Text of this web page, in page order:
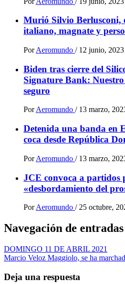
Murió Silvio Berlusconi,
italiano, magnate y
Por Aeromundo / 12 junio, 2023
Biden tras cierre del
Signature Bank:
seguro
PorAeromundo / 13 marzo,
Detenida una banda en
coca desde República
Por Aeromundo / 13 marzo,
JCE convoca a partidos
«desbordamiento del
Por Aeromundo / 25 octubre,
Navegación de entradas
DOMINGO 11 DE ABRIL 2021
Marcio Veloz Maggiolo, se ha
Deja una respuesta